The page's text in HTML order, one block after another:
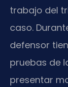
trabajo del
caso.
defensor
pruebas de
presentar